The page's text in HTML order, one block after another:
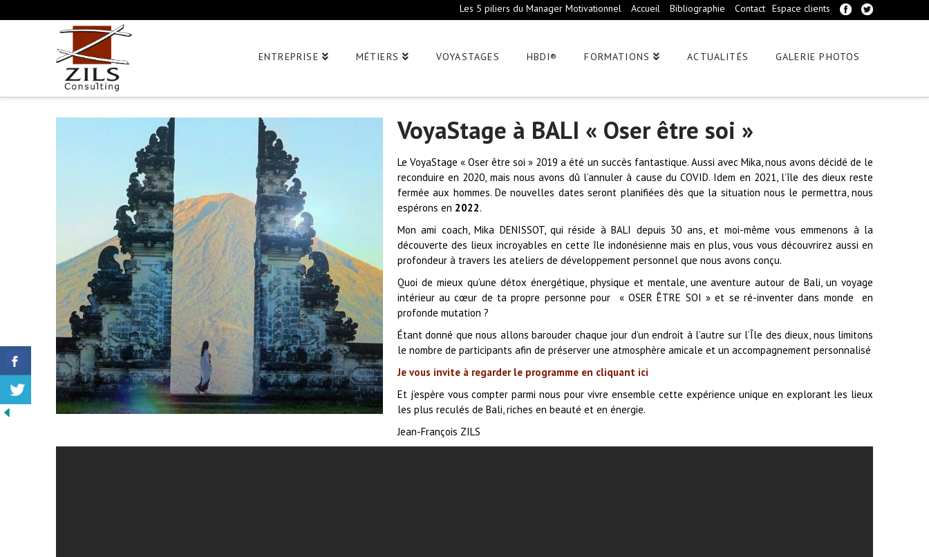
Les 5 piliers du Manager Motivationnel Accueil Bibliographie Contact Espace clients
ENTREPRISE MÉTIERS VOYASTAGES HBDI® FORMATIONS ACTUALITÉS GALERIE PHOTOS
VoyaStage à BALI « Oser être soi »
Le VoyaStage « Oser être soi » 2019 a été un succès fantastique. Aussi avec Mika, nous avons décidé de le
reconduire en 2020, mais nous avons dû l’annuler à cause du COVID. Idem en 2021, l’île des dieux reste
fermée aux hommes. De nouvelles dates seront planifiées dès que la situation nous le permettra, nous
espérons en 2022.
Mon ami coach, Mika DENISSOT, qui réside à BALI depuis 30 ans, et moi-même vous emmenons à la
découverte des lieux incroyables en cette île indonésienne mais en plus, vous vous découvrirez aussi en
profondeur à travers les ateliers de développement personnel que nous avons conçu.
Quoi de mieux qu’une détox énergétique, physique et mentale, une aventure autour de Bali, un voyage
intérieur au cœur de ta propre personne pour « OSER ÊTRE SOI » et se ré-inventer dans monde en
profonde mutation ?
Étant donné que nous allons barouder chaque jour d’un endroit à l’autre sur l’Île des dieux, nous limitons
le nombre de participants afin de préserver une atmosphère amicale et un accompagnement personnalisé
Je vous invite à regarder le programme en cliquant ici
Et j’espère vous compter parmi nous pour vivre ensemble cette expérience unique en explorant les lieux
les plus reculés de Bali, riches en beauté et en énergie.
Jean-François ZILS